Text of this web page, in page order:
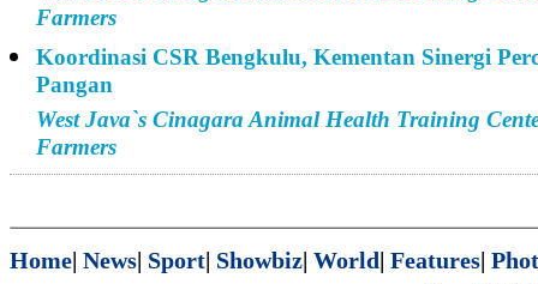
Farmers
Koordinasi CSR Bengkulu, Kementan Sinergi
Pangan
West Java`s Cinagara Animal Health Training
Farmers
Home| News| Sport| Showbiz| World| Features|